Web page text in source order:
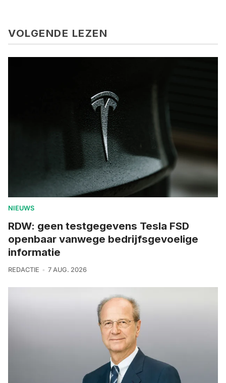
VOLGENDE LEZEN
NIEUWS
RDW: geen testgegevens Tesla FSD
openbaar vanwege bedrijfsgevoelige
informatie
REDACTIE 7 AUG. 2026